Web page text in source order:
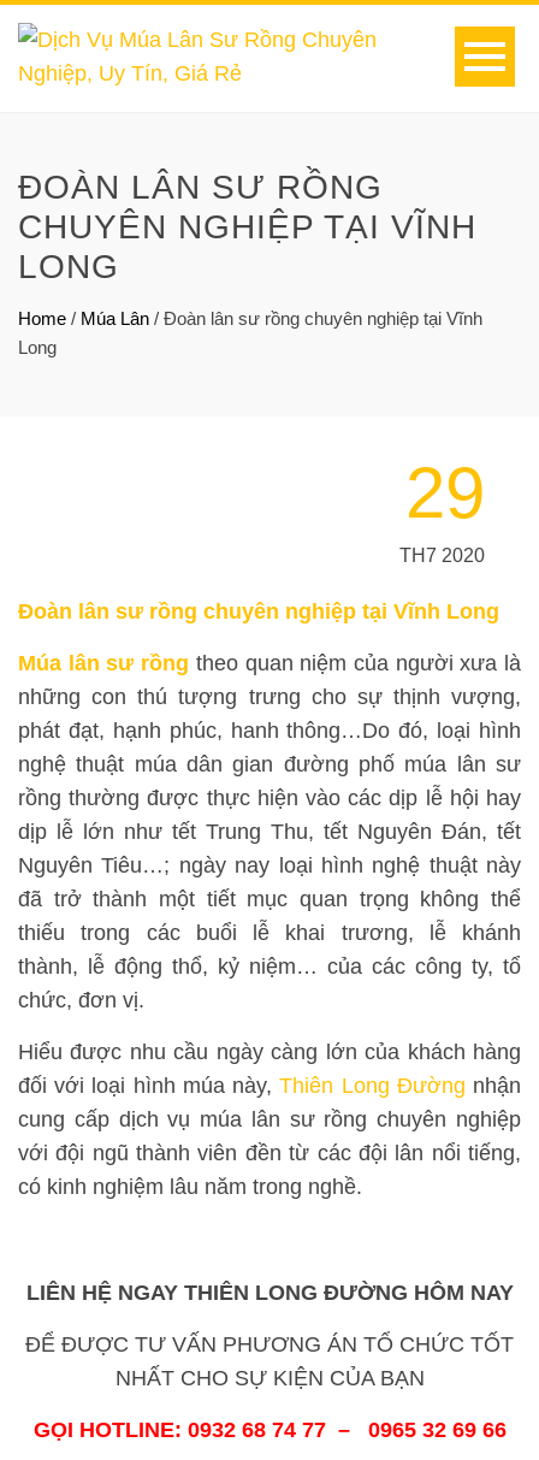
ĐOÀN LÂN SƯ RỒNG
CHUYÊN NGHIỆP TẠI VĨNH
LONG
Home / Múa Lân / Đoàn lân sư rồng chuyên nghiệp tại Vĩnh
Long
29
TH7 2020
Đoàn lân sư rồng chuyên nghiệp tại Vĩnh Long
Múa lân sư rồng theo quan niệm của người xưa là
những con thú tượng trưng cho sự thịnh vượng,
phát đạt, hạnh phúc, hanh thông…Do đó, loại hình
nghệ thuật múa dân gian đường phố múa lân sư
rồng thường được thực hiện vào các dịp lễ hội hay
dịp lễ lớn như tết Trung Thu, tết Nguyên Đán, tết
Nguyên Tiêu…; ngày nay loại hình nghệ thuật này
đã trở thành một tiết mục quan trọng không thể
thiếu trong các buổi lễ khai trương, lễ khánh
thành, lễ động thổ, kỷ niệm… của các công ty, tổ
chức, đơn vị.
Hiểu được nhu cầu ngày càng lớn của khách hàng
đối với loại hình múa này,Thiên Long Đường nhận
cung cấp dịch vụ múa lân sư rồng chuyên nghiệp
với đội ngũ thành viên đền từ các đội lân nổi tiếng,
có kinh nghiệm lâu năm trong nghề.
LIÊN HỆ NGAY THIÊN LONG ĐƯỜNG HÔM NAY
ĐỂ ĐƯỢC TƯ VẤN PHƯƠNG ÁN TỔ CHỨC TỐT
NHẤT CHO SỰ KIỆN CỦA BẠN
GỌI HOTLINE: 0932 68 74 77 – 0965 32 69 66